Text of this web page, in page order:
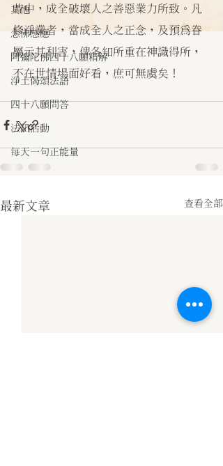
其他
念佛感應
阿彌陀佛四十八願精解
淨土偈頌法語
四十八願問答
法訊活動
每天一句正能量
昔中，成全破壞人之善惡業力所致。凡
修淨業者，當成全人之正念，及預為眷
屬示其利害，俾各知所重在神識得所，
不在世情場面好看，庶可無虞矣！
最新文章 查看全部